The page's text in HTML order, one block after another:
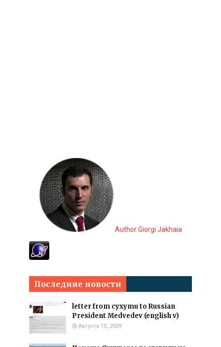
Author Giorgi Jakhaia
Последние новости
letter from cyxymu to Russian
President Medvedev (english v)
Августа 10, 2009